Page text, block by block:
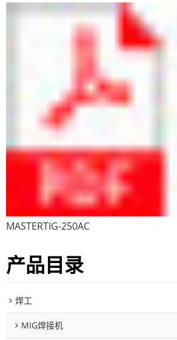
MASTERTIG-250AC
产品目录
焊工
MIG焊接机